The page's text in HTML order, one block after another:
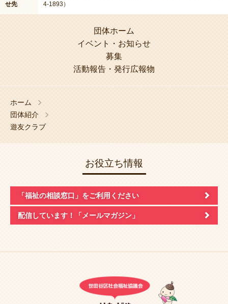
せ先
4-1893）
団体ホーム
イベント・お知らせ
募集
活動報告・発行広報物
ホーム
団体紹介
遊友クラブ
お役立ち情報
「福祉の相談窓口」 をご利用ください
配信しています！ 「メールマガジン」